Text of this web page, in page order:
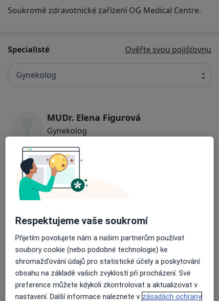
Soukromé zdravotnické zařízení OG Medical Centre.
Specialisté Ověřte svou pojišťovnu
Gynekolog
MUDr. Elena Figurová
Gynekolog
MUDr. Martina Mojhová
Gynekolog
MUDr. Veronika Hrochová
Gynekolog
3 názory
MUDr. Michael Halaška Ph.D.
Gynekolog
Respektujeme vaše soukromí
Přijetím povolujete nám a našim partnerům používat
soubory cookie (nebo podobné technologie) ke
shromažďování údajů pro statistické účely a poskytování
obsahu na základě vašich zvyklostí při procházení. Své
preference můžete kdykoli zkontrolovat a aktualizovat v
nastavení. Další informace naleznete v zásadách ochrany